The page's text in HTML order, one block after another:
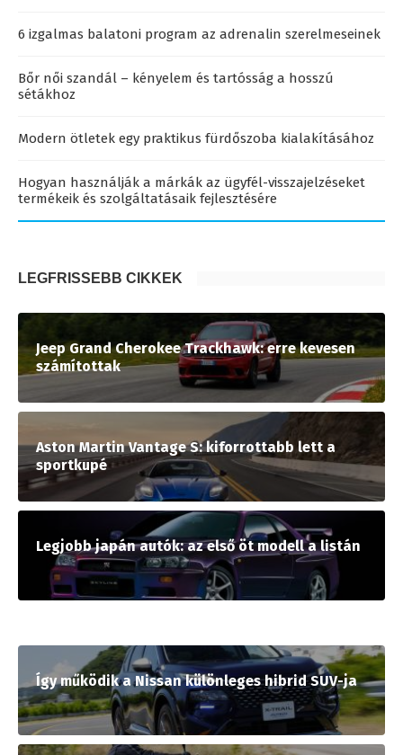
6 izgalmas balatoni program az adrenalin szerelmeseinek
Bőr női szandál – kényelem és tartósság a hosszú
sétákhoz
Modern ötletek egy praktikus fürdőszoba kialakításához
Hogyan használják a márkák az ügyfél-visszajelzéseket
termékeik és szolgáltatásaik fejlesztésére
LEGFRISSEBB CIKKEK
Jeep Grand Cherokee Trackhawk: erre kevesen
számítottak
Aston Martin Vantage S: kiforrottabb lett a
sportkupé
Legjobb japán autók: az első öt modell a listán
Így működik a Nissan különleges hibrid SUV-ja